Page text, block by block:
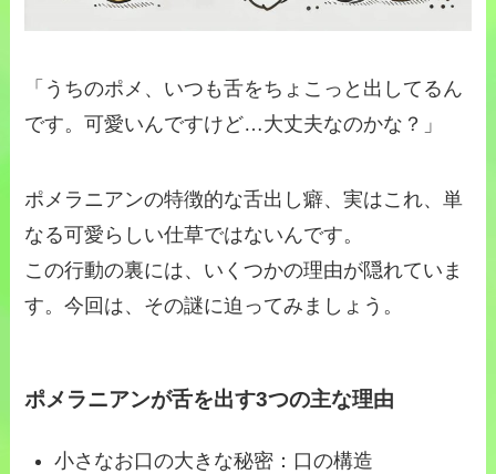
「うちのポメ、いつも舌をちょこっと出してるん
です。可愛いんですけど…大丈夫なのかな？」
ポメラニアンの特徴的な舌出し癖、実はこれ、単
なる可愛らしい仕草ではないんです。
この行動の裏には、いくつかの理由が隠れていま
す。今回は、その謎に迫ってみましょう。
ポメラニアンが舌を出す3つの主な理由
小さなお口の大きな秘密：口の構造